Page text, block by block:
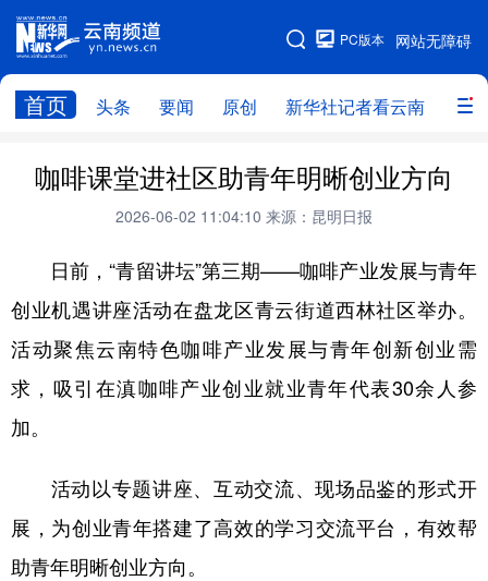
网站无障碍
PC版本
首页 头条 要闻 原创 新华社记者看云南 政务
网站地图
头条 云南要闻 本网原创
新华社记者看云南 政务
廉政 云南省领导报道集 旅游
教育
州市
社会
图片
经济 服务 云南故事
咖啡课堂进社区助青年明晰创业方向
2026-06-02 11:04:10 来源：昆明日报
日前，“青留讲坛”第三期——咖啡产业发展与青年
创业机遇讲座活动在盘龙区青云街道西林社区举办。
活动聚焦云南特色咖啡产业发展与青年创新创业需
求，吸引在滇咖啡产业创业就业青年代表30余人参
加。
活动以专题讲座、互动交流、现场品鉴的形式开
展，为创业青年搭建了高效的学习交流平台，有效帮
助青年明晰创业方向。